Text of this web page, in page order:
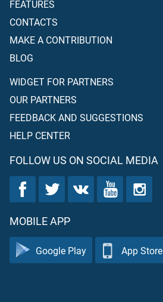
FEATURES
CONTACTS
MAKE A CONTRIBUTION
BLOG
WIDGET FOR PARTNERS
OUR PARTNERS
FEEDBACK AND SUGGESTIONS
HELP CENTER
FOLLOW US ON SOCIAL MEDIA
MOBILE APP
Google Play App Store